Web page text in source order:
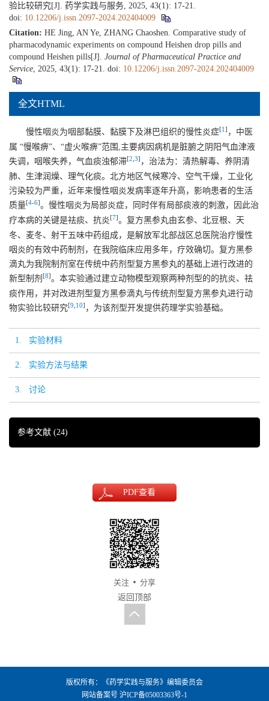
验比较研究[J]. 药学实践与服务, 2025, 43(1): 17-21.
doi: 10.12206/j.issn.2097-2024.202404009
Citation: HE Jing, AN Ye, ZHANG Chaoshen. Comparative study of
pharmacodynamic experiments on compound Heishen drop pills and
compound Heishen pills[J]. Journal of Pharmaceutical Practice and
Service , 2025, 43(1): 17-21. doi: 10.12206/j.issn.2097-2024.202404009
全文HTML
慢性咽炎为咽部黏膜、黏膜下及淋巴组织的慢性炎症[1 ] ，中医
属 “慢喉痹”、“虚火喉痹”范围,主要病因病机是脏腑之阴阳气血津液
失调，咽喉失养，气血痰浊郁滞[2 3] ，治法为：清热解毒、养阴清
肺、生津润燥、理气化痰。北方地区气候寒冷、空气干燥，工业化
污染较为严重，近年来慢性咽炎发病率逐年升高，影响患者的生活
质量[4-6]。慢性咽炎为局部炎症，同时伴有局部痰液的刺激，因此治
疗本病的关键是祛痰、抗炎[7]。复方黑参丸由玄参、北豆根、天
冬、麦冬、射干五味中药组成，是解放军北部战区总医院治疗慢性
咽炎的有效中药制剂，在我院临床应用多年，疗效确切。复方黑参
滴丸为我院制剂室在传统中药剂型复方黑参丸的基础上进行改进的
新型制剂 [8]。本实验通过建立动物模型观察两种剂型的的抗炎、祛
痰作用，并对改进剂型复方黑参滴丸与传统剂型复方黑参丸进行动
物实验比较研究[9 10] ，为该剂型开发提供药理学实验基础。
1. 实验材料
2. 实验方法与结果
3. 讨论
参考文献 (24)
PDF查看
关注
分享
返回顶部
版权所有：《药学实践与服务》编辑委员会
网站备案号 沪ICP备05003363号-1